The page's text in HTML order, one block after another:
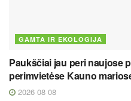
GAMTA IR EKOLOGIJA
Paukščiai jau peri naujose
perimvietėse Kauno
2026 08 08